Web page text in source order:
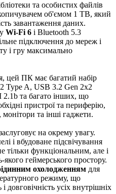
та особистих файлів
об'ємом 1 TB, який
завантаження даних.
Wi-Fi 6 і Bluetooth 5.3
підключення до мереж і
і гру максимально
цей ПК має багатий набір
Type A, USB 3.2 Gen 2x2
та багато інших, що
пристрої та периферію,
та інші гаджети.
на окрему увагу.
і вбудоване підсвічування
тільки функціональним, але і
геймерського простору.
охолодженням для
режиму, що
довговічність усіх внутрішніх